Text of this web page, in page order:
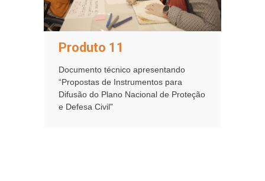
Produto 11
Documento técnico apresentando
“Propostas de Instrumentos para
Difusão do Plano Nacional de Proteção
e Defesa Civil”